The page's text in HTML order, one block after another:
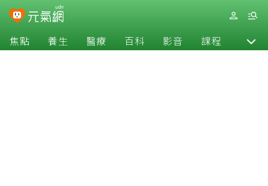
焦點 養生 醫療 百科 影音 課程 退休